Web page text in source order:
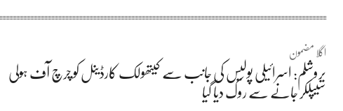
اگلا مضمون
یروشلم: اسرائیلی پولیس کی جانب سے کیتھولک کارڈینل کو چرچ آف ہولی
سیپلکر جانے سے روک دیا گیا